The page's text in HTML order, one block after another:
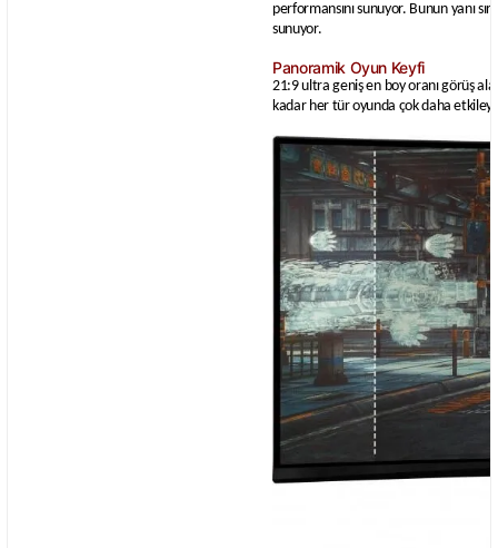
performansını sunuyor. Bunun yanı
sunuyor.
Panoramik Oyun Keyfi
21:9 ultra geniş en boy oranı görüş
kadar her tür oyunda çok daha